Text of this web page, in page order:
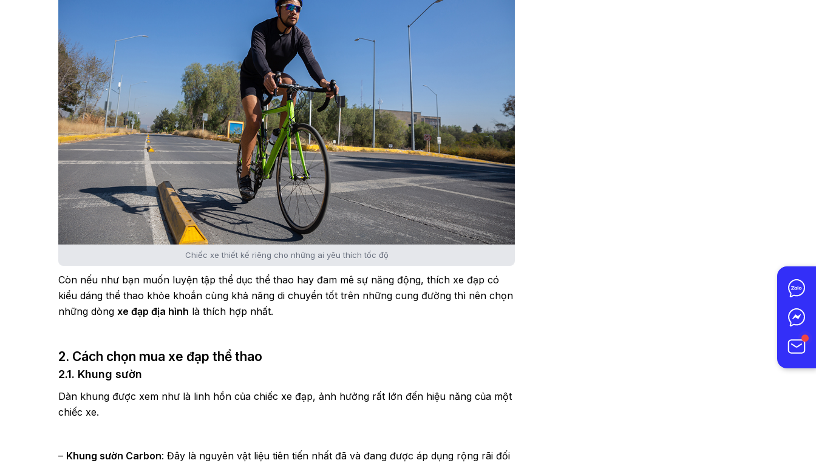
Chiếc xe thiết kế riêng cho những ai yêu thích tốc độ
Còn nếu như bạn muốn luyện tập thể dục thể thao hay đam mê sự năng động, thích xe đạp có
kiểu dáng thể thao khỏe khoắn cùng khả năng di chuyển tốt trên những cung đường thì nên chọn
những dòng xe đạp địa hình là thích hợp nhất.
2. Cách chọn mua xe đạp thể thao
2.1. Khung sườn
Dàn khung được xem như là linh hồn của chiếc xe đạp, ảnh hưởng rất lớn đến hiệu năng của một
chiếc xe.
– Khung sườn Carbon: Đây là nguyên vật liệu tiên tiến nhất đã và đang được áp dụng rộng rãi đối